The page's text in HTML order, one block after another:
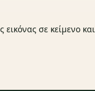
εικόνας σε κείμενο